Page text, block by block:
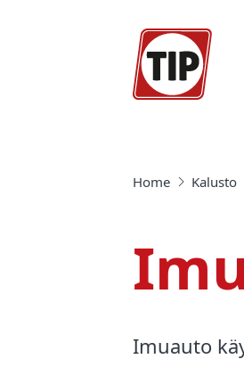
Home Kalusto
Imuauto